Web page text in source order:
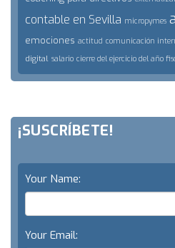
contable en Sevilla micropymes
emociones actitud comunicación
digital salario cierre del ejercicio del año
¡SUSCRÍBETE!
Your Name:
Your Email: